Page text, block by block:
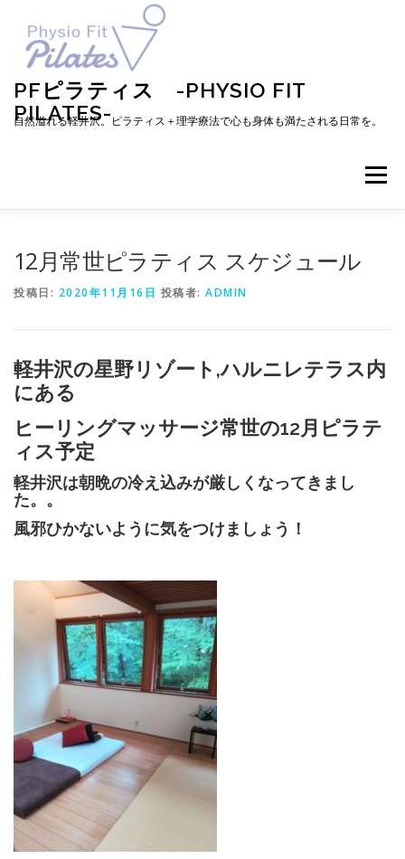
PFピラティス -PHYSIO FIT
PILATES-
自然溢れる軽井沢。ピラティス＋理学療法で心も身体も満たされる日常を。
メニュー
ブログ アクセス お問い合わせ お客様の声
12月常世ピラティス スケジュール
投稿日: 2020年11月16日 投稿者: ADMIN
軽井沢の星野リゾート,ハルニレテラス内
にある
ヒーリングマッサージ常世の12月ピラテ
ィス予定
軽井沢は朝晩の冷え込みが厳しくなってきまし
た。。
風邪ひかないように気をつけましょう！